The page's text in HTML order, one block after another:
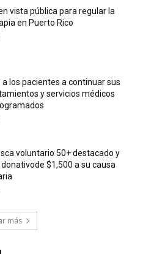
vista pública para regular la
en Puerto Rico
a los pacientes a continuar sus
y servicios médicos
voluntario 50+ destacado y
$1,500 a su causa
más